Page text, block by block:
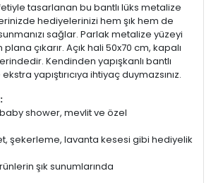
tasarlanan bu bantlı lüks metalize
hediyelerinizi hem şık hem de
sağlar. Parlak metalize yüzeyi
çıkarır. Açık hali 50x70 cm, kapalı
Kendinden yapışkanlı bantlı
yapıştırıcıya ihtiyaç duymazsınız.
baby shower, mevlit ve özel
şekerleme, lavanta kesesi gibi hediyelik
şık sunumlarında